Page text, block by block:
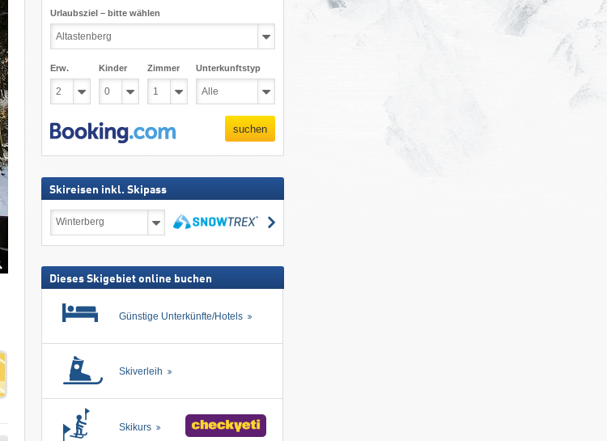
Urlaubsziel – bitte wählen
Erw. Kinder Zimmer Unterkunftstyp
suchen
Skireisen inkl. Skipass
inkl.
suchen
Dieses Skigebiet online buchen
Günstige Unterkünfte/Hotels
Skiverleih
Skikurs